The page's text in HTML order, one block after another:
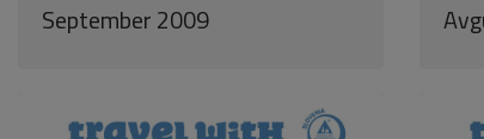
September 2009